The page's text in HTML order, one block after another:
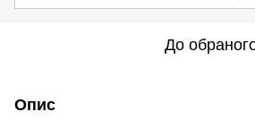
До
Опис